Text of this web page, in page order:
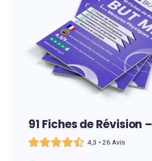
91 Fiches de Révision –
4,3 • 26 Avis